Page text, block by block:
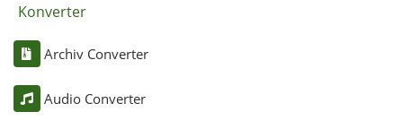
Konverter
Archiv Converter
Audio Converter